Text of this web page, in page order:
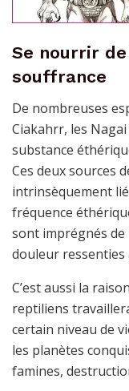
Se nourrir
souffrance
De nombreuses
Ciakahrr, les
substance
Ces deux sources
intrinsèquement
fréquence
sont imprégnés
douleur ressenties
C’est aussi la
reptiliens
certain niveau de
les planètes
famines,